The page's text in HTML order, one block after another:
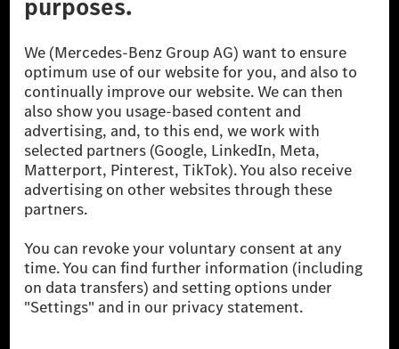
A Mercedes-Benz Group AG (korábbi Daimler AG) a
Mercedes-Benz AG-val együtt a prémium és
luxusautók, valamint kishaszonjárművek vezető
globális szállítói vagyunk. A Mercedes-Benz Mobility
AG finanszírozást, lízinget, autó előfizetést és
autókölcsönzést, flottakezelést, digitális
szolgáltatásokat a töltéshez és fizetéshez,
biztosításközvetítést, valamint innovatív mobilitási
szolgáltatásokat kínál.